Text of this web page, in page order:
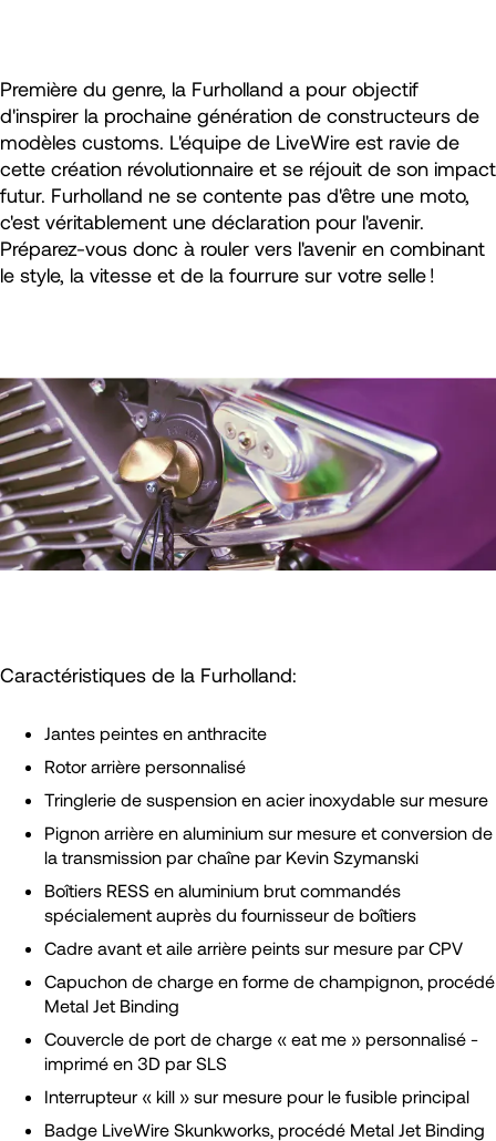
Première du genre, la Furholland a pour objectif
d'inspirer la prochaine génération de constructeurs de
modèles customs. L'équipe de LiveWire est ravie de
cette création révolutionnaire et se réjouit de son impact
futur. Furholland ne se contente pas d'être une moto,
c'est véritablement une déclaration pour l'avenir.
Préparez-vous donc à rouler vers l'avenir en combinant
le style, la vitesse et de la fourrure sur votre selle !
Caractéristiques de la Furholland:
Jantes peintes en anthracite
Rotor arrière personnalisé
Tringlerie de suspension en acier inoxydable sur mesure
Pignon arrière en aluminium sur mesure et conversion de
la transmission par chaîne par Kevin Szymanski
Boîtiers RESS en aluminium brut commandés
spécialement auprès du fournisseur de boîtiers
Cadre avant et aile arrière peints sur mesure par CPV
Capuchon de charge en forme de champignon, procédé
Metal Jet Binding
Couvercle de port de charge « eat me » personnalisé -
imprimé en 3D par SLS
Interrupteur « kill » sur mesure pour le fusible principal
Badge LiveWire Skunkworks, procédé Metal Jet Binding